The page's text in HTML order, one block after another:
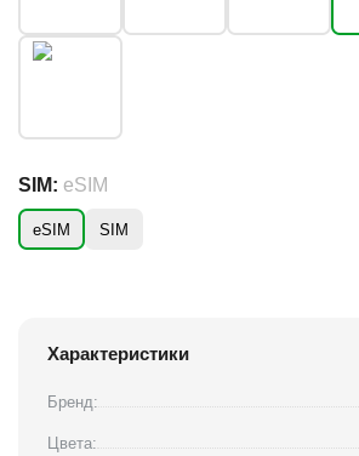
SIM: eSIM
eSIM SIM
Характеристики
Бренд:
Цвета: